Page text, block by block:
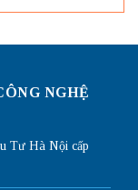
NGHỆ
Tư Hà Nội cấp